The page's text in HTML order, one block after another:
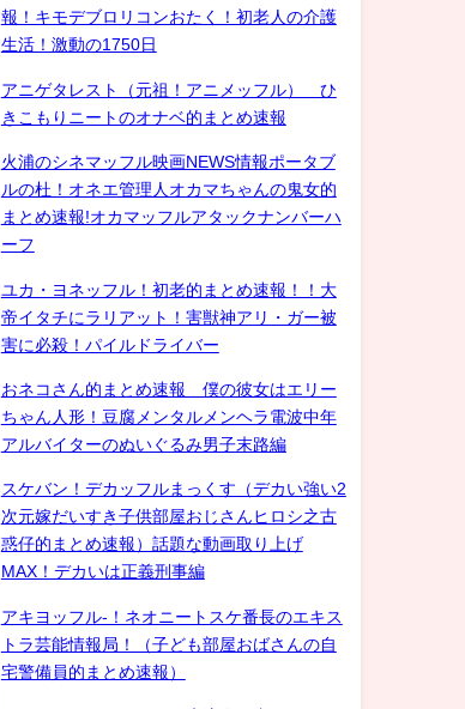
報！キモデブロリコンおたく！初老人の介護
生活！激動の1750日
アニゲタレスト（元祖！アニメッフル） ひ
きこもりニートのオナベ的まとめ速報
火浦のシネマッフル映画NEWS情報ポータブ
ルの杜！オネエ管理人オカマちゃんの鬼女的
まとめ速報!オカマッフルアタックナンバーハ
ーフ
ユカ・ヨネッフル！初老的まとめ速報！！大
帝イタチにラリアット！害獣神アリ・ガー被
害に必殺！パイルドライバー
おネコさん的まとめ速報 僕の彼女はエリー
ちゃん人形！豆腐メンタルメンヘラ電波中年
アルバイターのぬいぐるみ男子末路編
スケバン！デカッフルまっくす（デカい強い2
次元嫁だいすき子供部屋おじさんヒロシ之古
惑仔的まとめ速報）話題な動画取り上げ
MAX！デカいは正義刑事編
アキヨッフル-！ネオニートスケ番長のエキス
トラ芸能情報局！（子ども部屋おばさんの自
宅警備員的まとめ速報）